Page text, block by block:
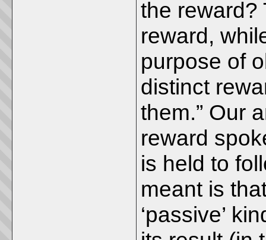
the reward?
reward,
purpose of
distinct
them.” Our
reward
is held to
meant is
‘passive’